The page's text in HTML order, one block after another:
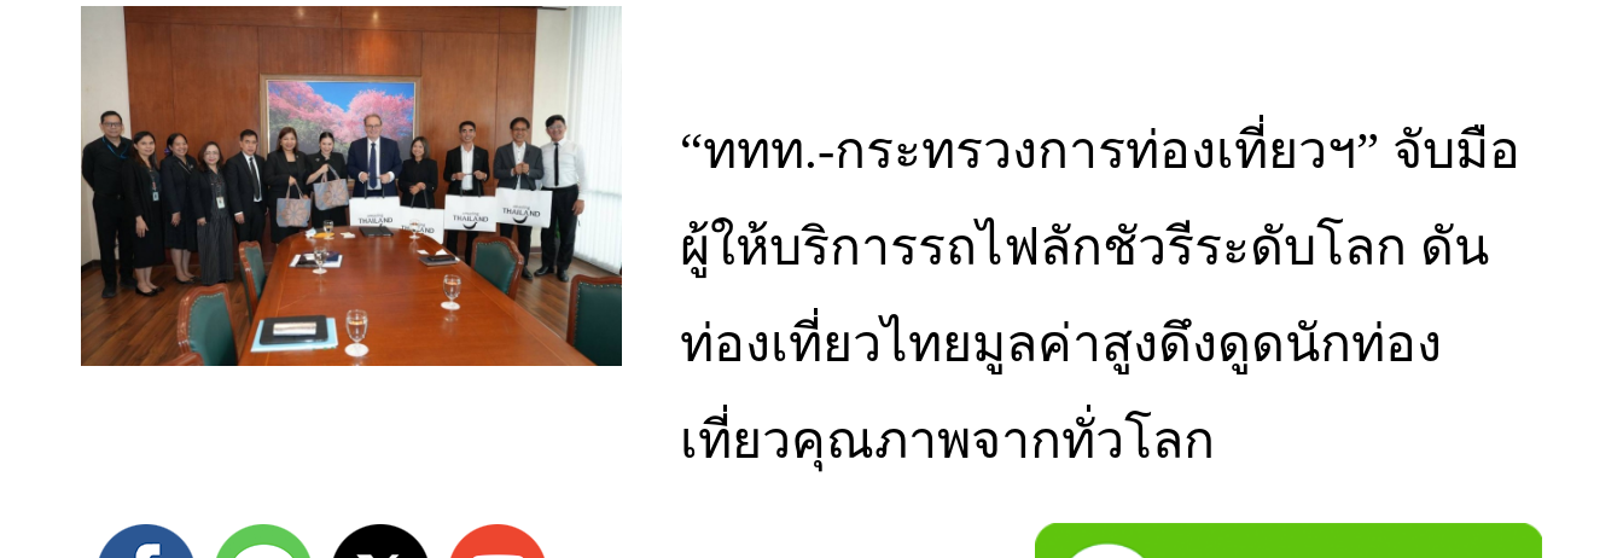
“ททท.-กระทรวงการท่องเที่ยวฯ” จับมือ
ผู้ให้บริการรถไฟลักชัวรีระดับโลก ดัน
ท่องเที่ยวไทยมูลค่าสูงดึงดูดนักท่อง
เที่ยวคุณภาพจากทั่วโลก